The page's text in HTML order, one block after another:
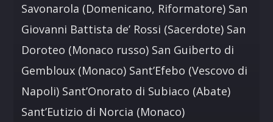
Savonarola (Domenicano, Riformatore) San
Giovanni Battista de’ Rossi (Sacerdote) San
Doroteo (Monaco russo) San Guiberto di
Gembloux (Monaco) Sant’Efebo (Vescovo di
Napoli) Sant’Onorato di Subiaco (Abate)
Sant’Eutizio di Norcia (Monaco)